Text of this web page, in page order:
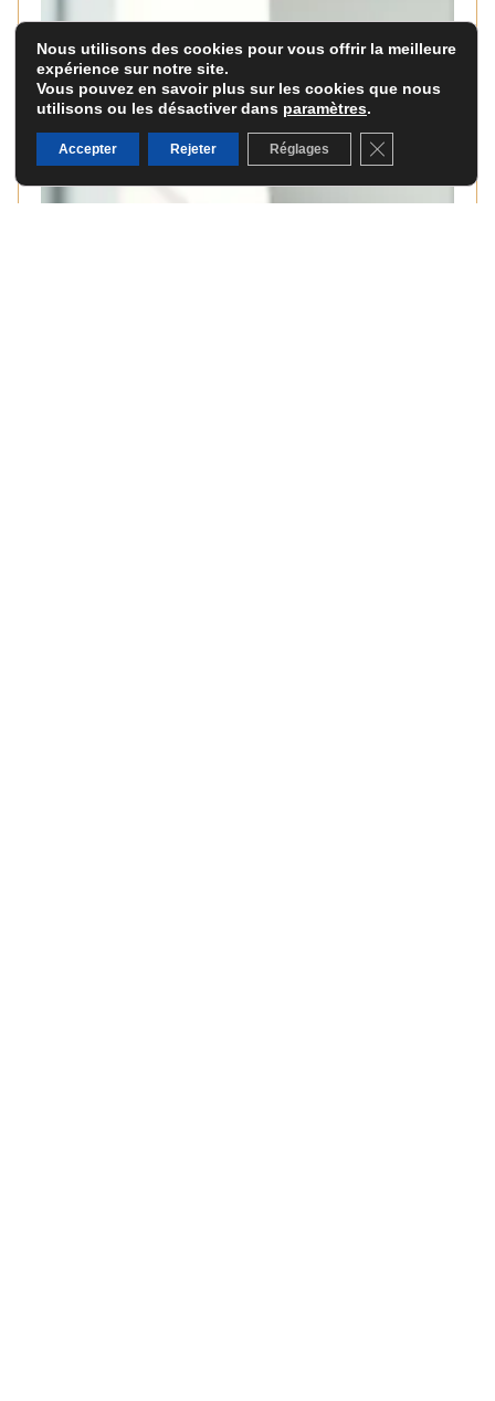
Nous utilisons des cookies pour vous offrir la meilleure
expérience sur notre site.
Vous pouvez en savoir plus sur les cookies que nous
utilisons ou les désactiver dans paramètres.
Accepter Rejeter Réglages Fermer la